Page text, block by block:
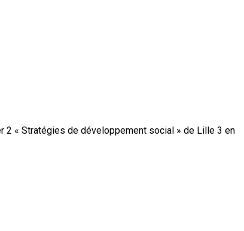
2 « Stratégies de développement social » de Lille 3 en